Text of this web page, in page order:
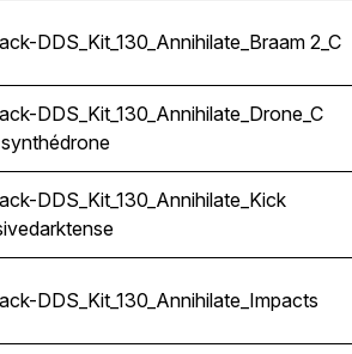
DDS_Kit_130_Annihilate_Braam 2_C
DDS_Kit_130_Annihilate_Braam 2_C
DDS_Kit_130_Annihilate_Drone_C
DDS_Kit_130_Annihilate_Drone_C
drone
DDS_Kit_130_Annihilate_Kick
DDS_Kit_130_Annihilate_Kick
darktense
DDS_Kit_130_Annihilate_Impacts
DDS_Kit_130_Annihilate_Impacts